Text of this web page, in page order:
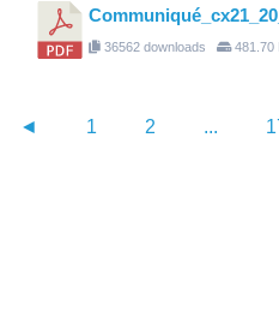
36562 downloads 481.70
◄ 1 2 ...